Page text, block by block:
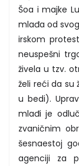
Šoa i majke
mlađa od
irskom
neuspešni
živela u tzv.
želi reći da su
u bedi).
mlađi je
zvaničnim
šesnaestoj
agenciji za